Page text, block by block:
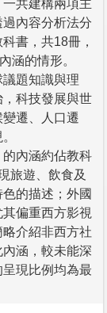
共建構兩項主
內容分析法分
書，共18冊，
涵的情形。
題知識與理
科技發展與世
遷、人口遷
內涵約佔教科
旅遊、飲食及
的描述；外國
偏重西方影視
介紹非西方社
涵，較未能深
現比例均為最